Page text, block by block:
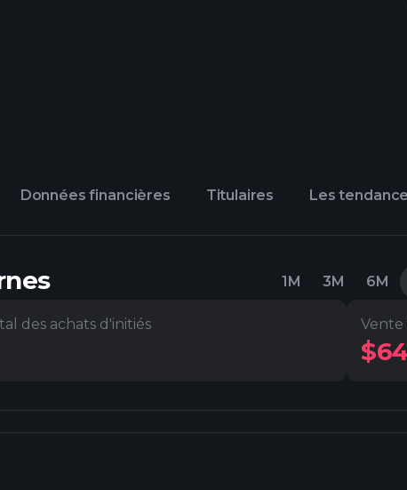
Données financières Titulaires Les
1M 3M 6M
des achats d'initiés Vente